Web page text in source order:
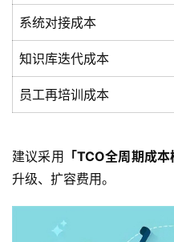
系统对接成本
知识库迭代成本
员工再培训成本
建议采用 「TCO全周期成本
升级、扩容费用。